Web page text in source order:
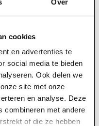
Over
cookies
en advertenties te
social media te bieden
Ook delen we
site met onze
en analyse. Deze
combineren met andere
of die ze hebben
bouwisolatie
aan om toegang